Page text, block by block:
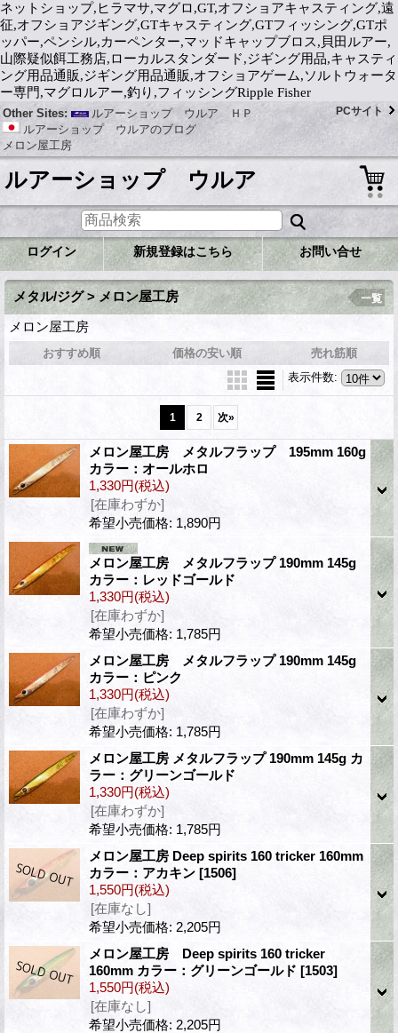
ネットショップ,ヒラマサ,マグロ,GT,オフショアキャスティング,遠
征,オフショアジギング,GTキャスティング,GTフィッシング,GTポ
ッパー,ペンシル,カーペンター,マッドキャップブロス,貝田ルアー,
山際疑似餌工務店,ローカルスタンダード,ジギング用品,キャスティ
ング用品通販,ジギング用品通販,オフショアゲーム,ソルトウォータ
ー専門,マグロルアー,釣り,フィッシングRipple Fisher
Other Sites:
ルアーショップ ウルア ＨＰ
ルアーショップ ウルアのブログ
メロン屋工房
PCサイト
ルアーショップ ウルア
ログイン 新規登録はこちら お問い合せ
メタル/ジグ > メロン屋工房
メロン屋工房
一覧
おすすめ順 価格の安い順
売れ筋順
表示件数:
1 2 次»
メロン屋工房 メタルフラップ 195mm 160g
カラー：オールホロ
1,330円(税込)
[在庫わずか]
希望小売価格: 1,890円
メロン屋工房 メタルフラップ 190mm 145g
カラー：レッドゴールド
1,330円(税込)
[在庫わずか]
希望小売価格: 1,785円
メロン屋工房 メタルフラップ 190mm 145g
カラー：ピンク
1,330円(税込)
[在庫わずか]
希望小売価格: 1,785円
メロン屋工房 メタルフラップ 190mm 145g カ
ラー：グリーンゴールド
1,330円(税込)
[在庫わずか]
希望小売価格: 1,785円
メロン屋工房 Deep spirits 160 tricker 160mm
カラー：アカキン [1506]
1,550円(税込)
[在庫なし]
希望小売価格: 2,205円
メロン屋工房 Deep spirits 160 tricker
160mm カラー：グリーンゴールド [1503]
1,550円(税込)
[在庫なし]
希望小売価格: 2,205円